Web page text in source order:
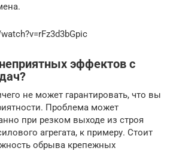
эффектов с
не может гарантировать, что вы
Проблема может
при резком выходе из строя
агрегата, к примеру. Стоит
обрыва крепежных